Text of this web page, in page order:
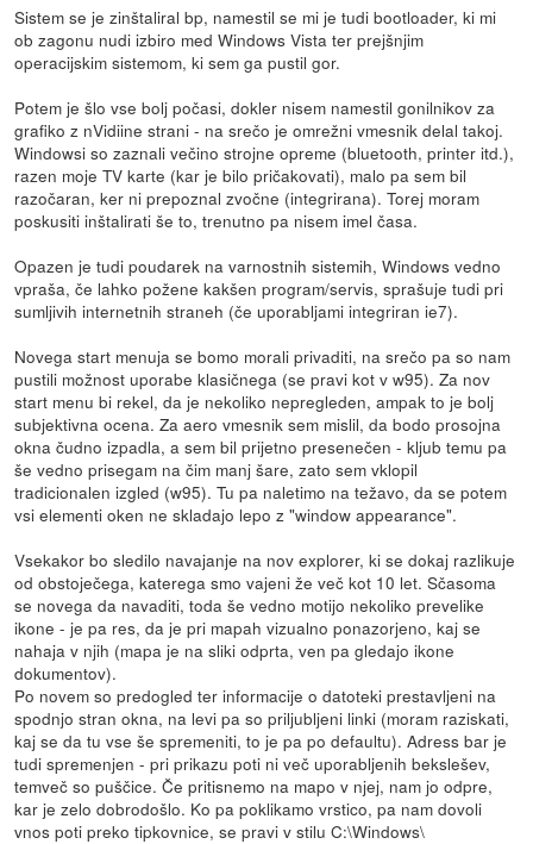
Sistem se je zinštaliral bp, namestil se mi je tudi bootloader, ki mi
ob zagonu nudi izbiro med Windows Vista ter prejšnjim
operacijskim sistemom, ki sem ga pustil gor.
Potem je šlo vse bolj počasi, dokler nisem namestil gonilnikov za
grafiko z nVidiine strani - na srečo je omrežni vmesnik delal takoj.
Windowsi so zaznali večino strojne opreme (bluetooth, printer itd.),
razen moje TV karte (kar je bilo pričakovati), malo pa sem bil
razočaran, ker ni prepoznal zvočne (integrirana). Torej moram
poskusiti inštalirati še to, trenutno pa nisem imel časa.
Opazen je tudi poudarek na varnostnih sistemih, Windows vedno
vpraša, če lahko požene kakšen program/servis, sprašuje tudi pri
sumljivih internetnih straneh (če uporabljami integriran ie7).
Novega start menuja se bomo morali privaditi, na srečo pa so nam
pustili možnost uporabe klasičnega (se pravi kot v w95). Za nov
start menu bi rekel, da je nekoliko nepregleden, ampak to je bolj
subjektivna ocena. Za aero vmesnik sem mislil, da bodo prosojna
okna čudno izpadla, a sem bil prijetno presenečen - kljub temu pa
še vedno prisegam na čim manj šare, zato sem vklopil
tradicionalen izgled (w95). Tu pa naletimo na težavo, da se potem
vsi elementi oken ne skladajo lepo z "window appearance".
Vsekakor bo sledilo navajanje na nov explorer, ki se dokaj razlikuje
od obstoječega, katerega smo vajeni že več kot 10 let. Sčasoma
se novega da navaditi, toda še vedno motijo nekoliko prevelike
ikone - je pa res, da je pri mapah vizualno ponazorjeno, kaj se
nahaja v njih (mapa je na sliki odprta, ven pa gledajo ikone
dokumentov).
Po novem so predogled ter informacije o datoteki prestavljeni na
spodnjo stran okna, na levi pa so priljubljeni linki (moram raziskati,
kaj se da tu vse še spremeniti, to je pa po defaultu). Adress bar je
tudi spremenjen - pri prikazu poti ni več uporabljenih bekslešev,
temveč so puščice. Če pritisnemo na mapo v njej, nam jo odpre,
kar je zelo dobrodošlo. Ko pa poklikamo vrstico, pa nam dovoli
vnos poti preko tipkovnice, se pravi v stilu C:\Windows\